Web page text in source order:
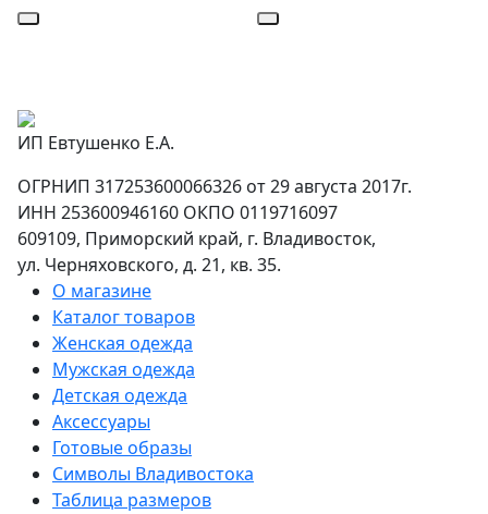
ИП Евтушенко Е.А.
ОГРНИП 317253600066326 от 29 августа 2017г.
ИНН 253600946160 ОКПО 0119716097
609109, Приморский край, г. Владивосток,
ул. Черняховского, д. 21, кв. 35.
О магазине
Каталог товаров
Женская одежда
Мужская одежда
Детская одежда
Аксессуары
Готовые образы
Символы Владивостока
Таблица размеров